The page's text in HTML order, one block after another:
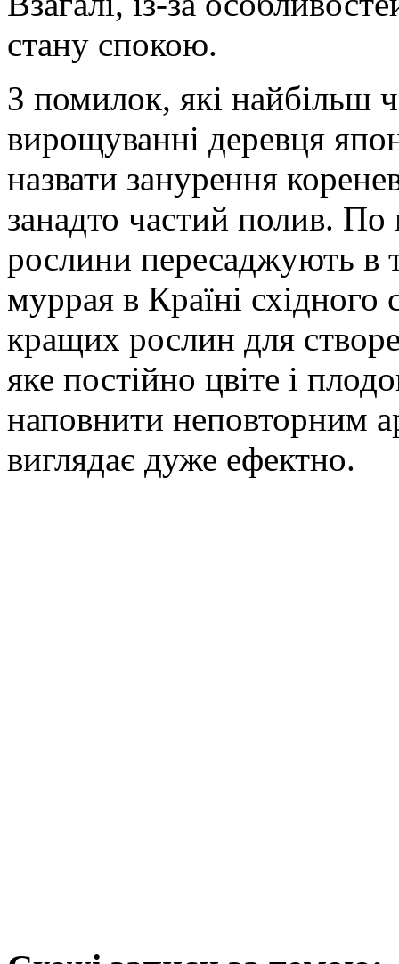
стану спокою.
З помилок, які найбільш
вирощуванні деревця
назвати занурення
занадто частий полив. По
рослини пересаджують в
муррая в Країні східного
кращих рослин для
яке постійно цвіте і
наповнити неповторним
виглядає дуже ефектно.